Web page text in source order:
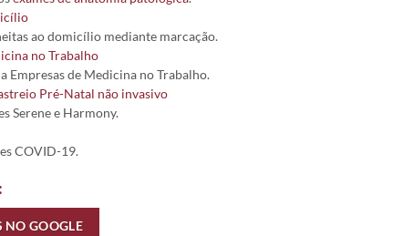
ao domicílio mediante marcação.
no Trabalho
Empresas de Medicina no Trabalho.
Pré-Natal não invasivo
Serene e Harmony.
COVID-19.
NO GOOGLE